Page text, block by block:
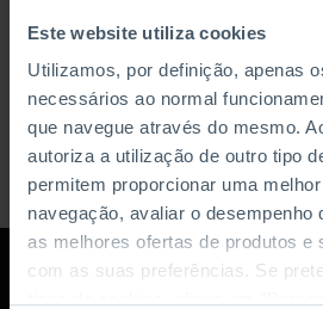
Este website utiliza cookies
Utilizamos, por definição, apenas
necessários ao normal
que navegue através do mesmo.
autoriza a utilização de outro tipo
permitem proporcionar uma
navegação, avaliar o desempenho
as melhores ofertas de produtos e
com as suas preferências. Se